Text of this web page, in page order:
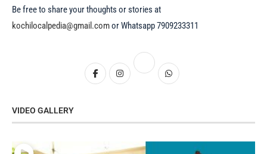
Be free to share your thoughts or stories at
kochilocalpedia@gmail.comor Whatsapp 7909233311
VIDEO GALLERY